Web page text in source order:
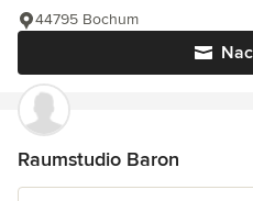
44795 Bochum
Raumstudio Baron